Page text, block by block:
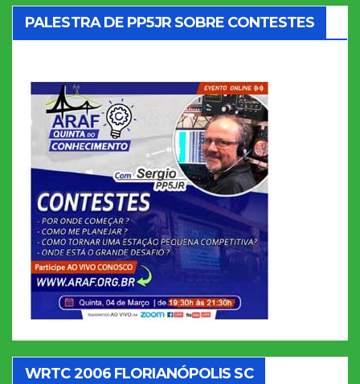
PALESTRA DE PP5JR SOBRE CONTESTES
WRTC 2006 FLORIANÓPOLIS SC